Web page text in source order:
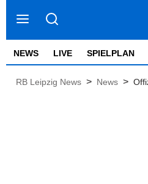
NEWS LIVE SPIELPLAN
RB Leipzig News > News >